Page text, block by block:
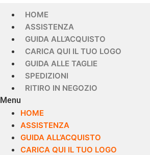
HOME
ASSISTENZA
GUIDA ALL’ACQUISTO
CARICA QUI IL TUO LOGO
GUIDA ALLE TAGLIE
SPEDIZIONI
RITIRO IN NEGOZIO
Menu
HOME
ASSISTENZA
GUIDA ALL’ACQUISTO
CARICA QUI IL TUO LOGO